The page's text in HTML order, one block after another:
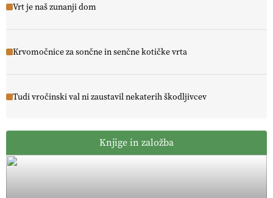
Vrt je naš zunanji dom
Krvomočnice za sončne in senčne kotičke vrta
Tudi vročinski val ni zaustavil nekaterih škodljivcev
Knjige in založba